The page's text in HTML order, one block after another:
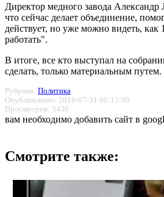
Директор медного завода
что сейчас делает объединение,
действует, но уже можно видеть,
работать".
В итоге, все кто выступал на
сделать, только материальным путем.
Рубрика: Политика
Опубликовано: 2018-07-31 00:13:00
Просмотров: 3436
вам необходимо добавить сайт в
Смотрите также: